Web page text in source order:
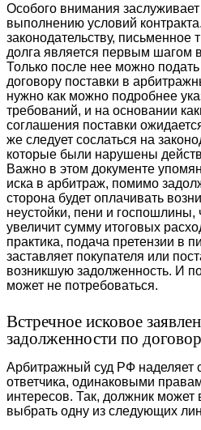
Особого внимания
выполнению условий
законодательству, письменное
долга является первым шагом
Только после нее можно
договору поставки в
нужно как можно подробнее
требований, и на основании
соглашения поставки
же следует сослаться на
которые были нарушены
Важно в этом документе
иска в арбитраж, помимо
сторона будет оплачивать
неустойки, пени и госпошлины,
увеличит сумму итоговых
практика, подача претензии в
заставляет покупателя или
возникшую задолженность. И
может не потребоваться.
Встречное исковое
задолженности по
Арбитражный суд РФ наделяет
ответчика, одинаковыми
интересов. Так, должник может
выбрать одну из следующих